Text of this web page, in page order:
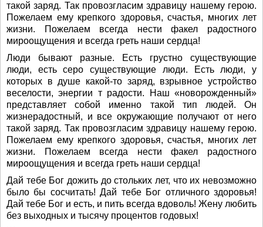
такой заряд. Так провозгласим здравицу нашему герою.
Пожелаем ему крепкого здоровья, счастья, многих лет
жизни. Пожелаем всегда нести факел радостного
мироощущения и всегда греть наши сердца!
Люди бывают разные. Есть грустно существующие
люди, есть серо существующие люди. Есть люди, у
которых в душе какой-то заряд, взрывное устройство
веселости, энергии т радости. Наш «новорожденный»
представляет собой именно такой тип людей. Он
жизнерадостный, и все окружающие получают от него
такой заряд. Так провозгласим здравицу нашему герою.
Пожелаем ему крепкого здоровья, счастья, многих лет
жизни. Пожелаем всегда нести факел радостного
мироощущения и всегда греть наши сердца!
Дай тебе Бог дожить до стольких лет, что их невозможно
было бы сосчитать! Дай тебе Бог отличного здоровья!
Дай тебе Бог и есть, и пить всегда вдоволь! Жену любить
без выходных и тысячу процентов годовых!